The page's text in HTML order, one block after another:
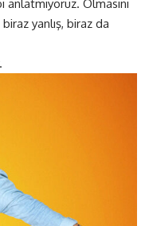
Olmasını
yanlış, biraz da